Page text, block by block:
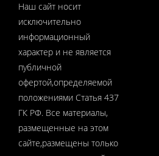
Наш сайт носит
исключительно
информационный
характер и не является
публичной
офертой,определяемой
положениями Статья 437
ГК РФ. Все материалы,
размещенные на этом
сайте,размещены только